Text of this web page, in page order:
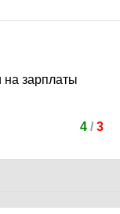
на зарплаты
4/ 3